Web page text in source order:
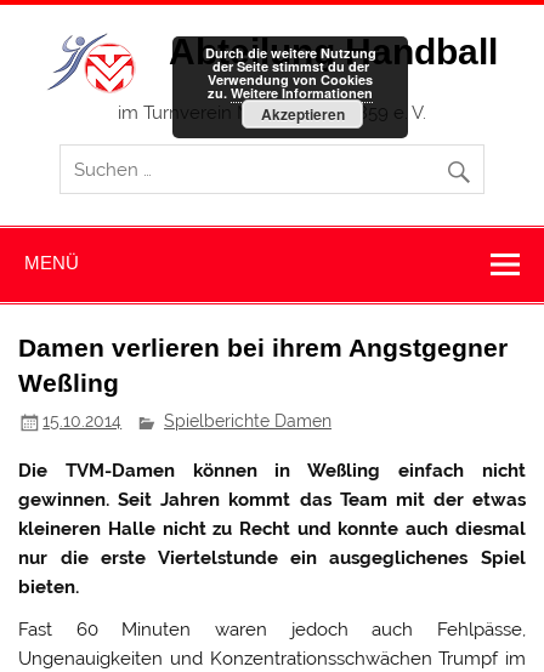
Zum
springen
Abteilung Handball
im Turnverein Memmingen 1859 e. V.
MENÜ
Damen verlieren bei ihrem Angstgegner
Weßling
15.10.2014 Spielberichte Damen
Die TVM-Damen können in Weßling einfach nicht
gewinnen. Seit Jahren kommt das Team mit der etwas
kleineren Halle nicht zu Recht und konnte auch diesmal
nur die erste Viertelstunde ein ausgeglichenes Spiel
bieten.
Fast 60 Minuten waren jedoch auch Fehlpässe,
Ungenauigkeiten und Konzentrationsschwächen Trumpf im
Durch die weitere Nutzung
der Seite stimmst du der
Verwendung von Cookies
zu. Weitere Informationen
Akzeptieren